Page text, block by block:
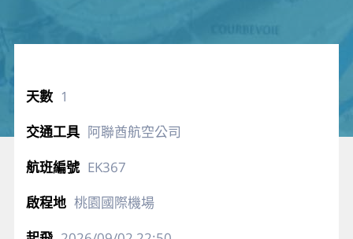
1
阿聯酋航空公司
EK367
桃園國際機場